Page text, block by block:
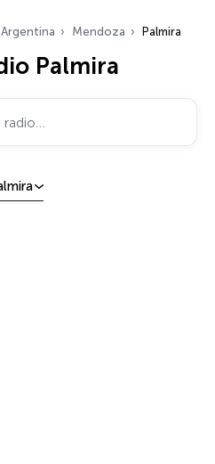
Argentina Mendoza Palmira
Palmira